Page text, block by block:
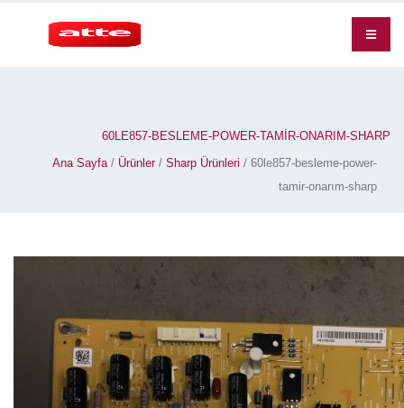
60LE857-BESLEME-POWER-TAMIR-ONARIM-SHARP
Ana Sayfa/ Ürünler/ Sharp Ürünleri / 60le857-besleme-power-
tamir-onarım-sharp